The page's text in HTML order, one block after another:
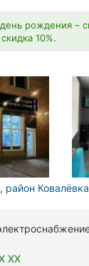
рождения –
10%.
район Ковалёвка
XX